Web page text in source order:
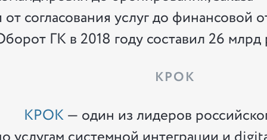
от согласования услуг до финансовой
ГК в 2018 году составил 26 млрд
КРОК
КРОК— один из лидеров